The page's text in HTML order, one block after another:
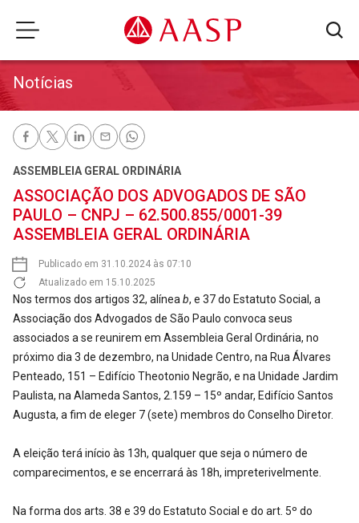
Notícias
ASSEMBLEIA GERAL ORDINÁRIA
ASSOCIAÇÃO DOS ADVOGADOS DE SÃO
PAULO – CNPJ – 62.500.855/0001-39
ASSEMBLEIA GERAL ORDINÁRIA
Publicado em 31.10.2024 às 07:10
Atualizado em 15.10.2025
Nos termos dos artigos 32, alínea b, e 37 do Estatuto Social, a
Associação dos Advogados de São Paulo convoca seus
associados a se reunirem em Assembleia Geral Ordinária, no
próximo dia 3 de dezembro, na Unidade Centro, na Rua Álvares
Penteado, 151 – Edifício Theotonio Negrão, e na Unidade Jardim
Paulista, na Alameda Santos, 2.159 – 15º andar, Edifício Santos
Augusta, a fim de eleger 7 (sete) membros do Conselho Diretor.
A eleição terá início às 13h, qualquer que seja o número de
comparecimentos, e se encerrará às 18h, im­preterivelmente.
Na forma dos arts. 38 e 39 do Estatuto Social e do art. 5º do